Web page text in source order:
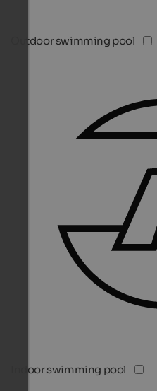
Outdoor swimming pool
Indoor swimming pool